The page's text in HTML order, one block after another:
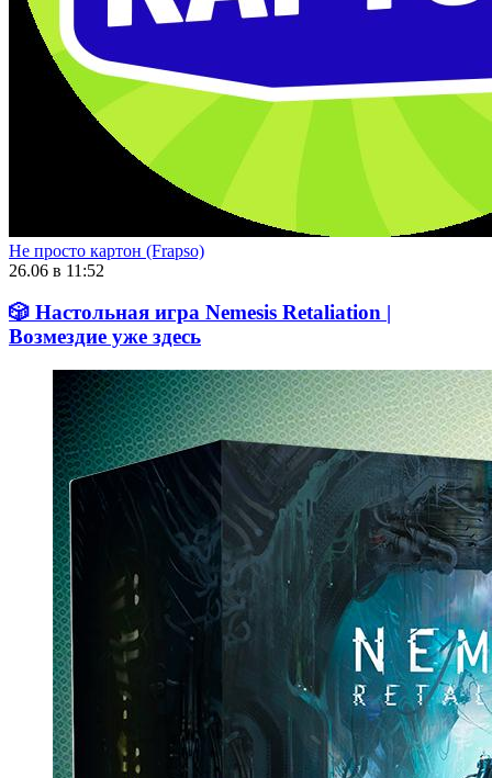
Не просто картон (Frapso)
26.06 в 11:52
🎲 Настольная игра Nemesis Retaliation |
Возмездие уже здесь